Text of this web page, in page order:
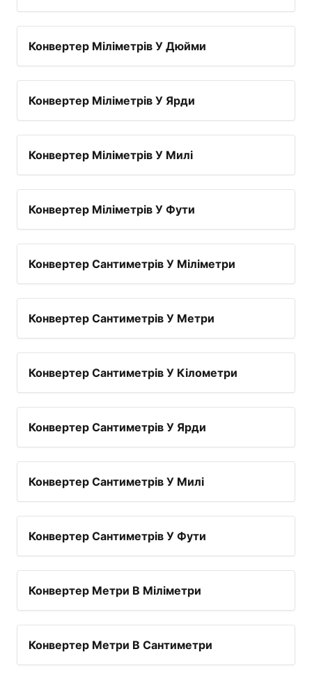
Конвертер Міліметрів У Дюйми
Конвертер Міліметрів У Ярди
Конвертер Міліметрів У Милі
Конвертер Міліметрів У Фути
Конвертер Сантиметрів У Міліметри
Конвертер Сантиметрів У Метри
Конвертер Сантиметрів У Кілометри
Конвертер Сантиметрів У Ярди
Конвертер Сантиметрів У Милі
Конвертер Сантиметрів У Фути
Конвертер Метри В Міліметри
Конвертер Метри В Сантиметри